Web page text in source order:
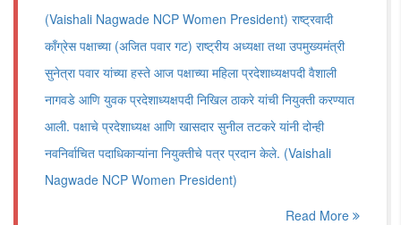
(Vaishali Nagwade NCP Women President) राष्ट्रवादी
काँग्रेस पक्षाच्या (अजित पवार गट) राष्ट्रीय अध्यक्षा तथा उपमुख्यमंत्री
सुनेत्रा पवार यांच्या हस्ते आज पक्षाच्या महिला प्रदेशाध्यक्षपदी वैशाली
नागवडे आणि युवक प्रदेशाध्यक्षपदी निखिल ठाकरे यांची नियुक्ती करण्यात
आली. पक्षाचे प्रदेशाध्यक्ष आणि खासदार सुनील तटकरे यांनी दोन्ही
नवनिर्वाचित पदाधिकाऱ्यांना नियुक्तीचे पत्र प्रदान केले. (Vaishali
Nagwade NCP Women President)
Read More